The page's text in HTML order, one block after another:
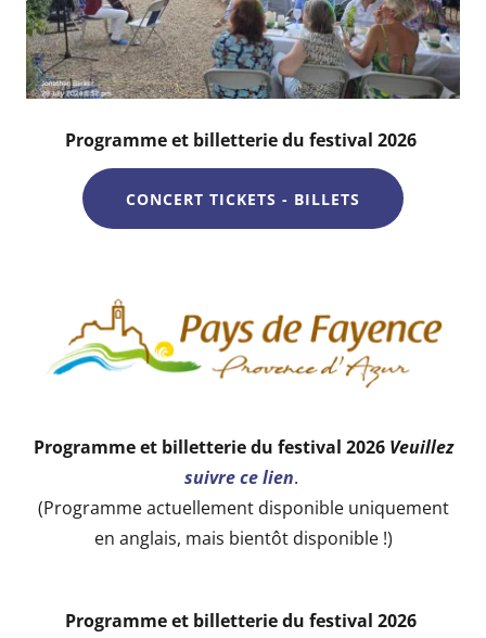
Programme et billetterie du festival 2026
CONCERT TICKETS - BILLETS
Programme et billetterie du festival 2026 Veuillez
suivre ce lien.
(Programme actuellement disponible uniquement
en anglais, mais bientôt disponible !)
Programme et billetterie du festival 2026